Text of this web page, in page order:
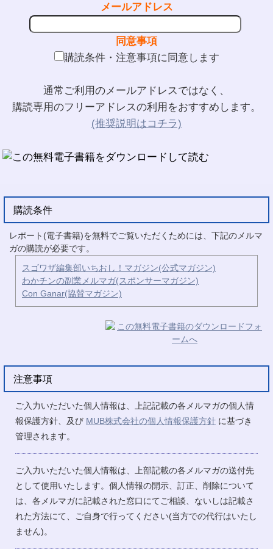
メールアドレス
同意事項
購読条件・注意事項に同意します
通常ご利用のメールアドレスではなく、
購読専用のフリーアドレスの利用をおすすめします。
(推奨説明はコチラ)
購読条件
レポート(電子書籍)を無料でご覧いただくためには、下記のメルマ
ガの購読が必要です。
スゴワザ編集部いちおし！マガジン(公式マガジン)
わかチンの副業メルマガ(スポンサーマガジン)
Con Ganar(協賛マガジン)
注意事項
ご入力いただいた個人情報は、上記記載の各メルマガの個人情
報保護方針、及び MUB株式会社の個人情報保護方針 に基づき
管理されます。
ご入力いただいた個人情報は、上部記載の各メルマガの送付先
として使用いたします。個人情報の開示、訂正、削除について
は、各メルマガに記載された窓口にてご相談、ないしは記載さ
れた方法にて、ご自身で行ってください(当方での代行はいたし
ません)。